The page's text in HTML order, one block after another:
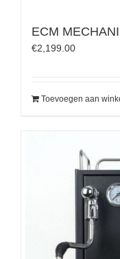
ECM
€2,199.00
Toevoegen aan